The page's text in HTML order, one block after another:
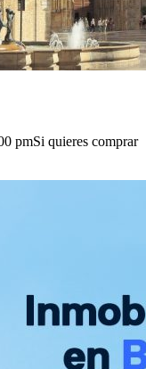
pmSi quieres comprar